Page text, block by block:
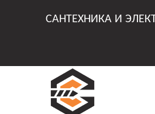
САНТЕХНИКА И